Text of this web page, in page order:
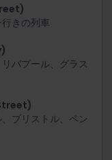
行きの列車
バプール、グラス
ブリストル、ペン